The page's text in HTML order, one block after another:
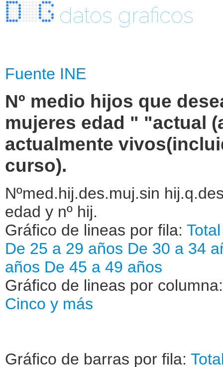
datos graficos
Fuente INE
Nº medio hijos que
mujeres edad " "actual
actualmente
curso).
Nºmed.hij.des.muj.sin
edad y nº hij.
Gráfico de lineas por fila: Total
De 25 a 29 años De 30 a 34
años De 45 a 49 años
Gráfico de lineas por
Cinco y más
Gráfico de barras por fila: